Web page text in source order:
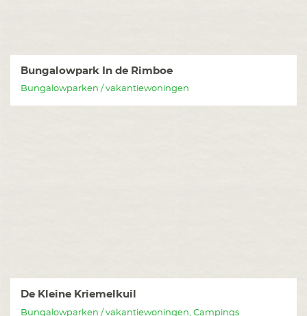
Bungalowpark In de Rimboe
Bungalowparken / vakantiewoningen
De Kleine Kriemelkuil
Bungalowparken / vakantiewoningen, Campings